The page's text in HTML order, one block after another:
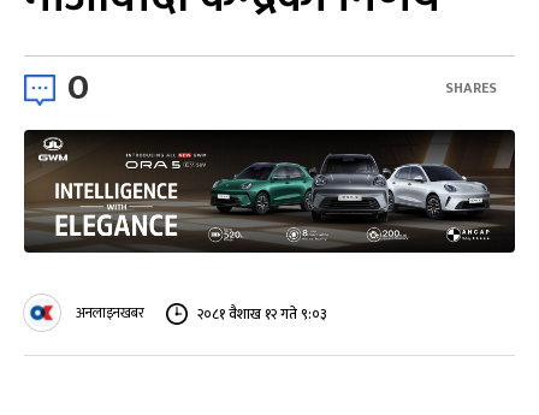
0 SHARES
अनलाइनखबर २०८१ वैशाख १२ गते ९:०३